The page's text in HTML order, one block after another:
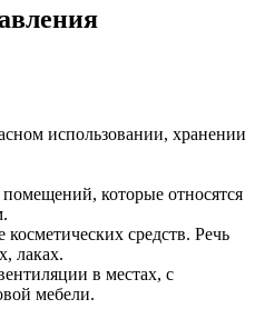
использовании, хранении
которые относятся
средств. Речь
лаках.
в местах, с
мебели.